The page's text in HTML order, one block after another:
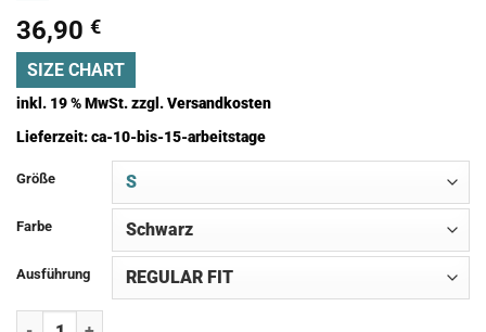
36,90 €
SIZE CHART
inkl. 19 % MwSt.zzgl.Versandkosten
Lieferzeit:ca-10-bis-15-arbeitstage
Größe
Farbe
Ausführung
Jogginghose "KANNGU ESPORTS" Menge